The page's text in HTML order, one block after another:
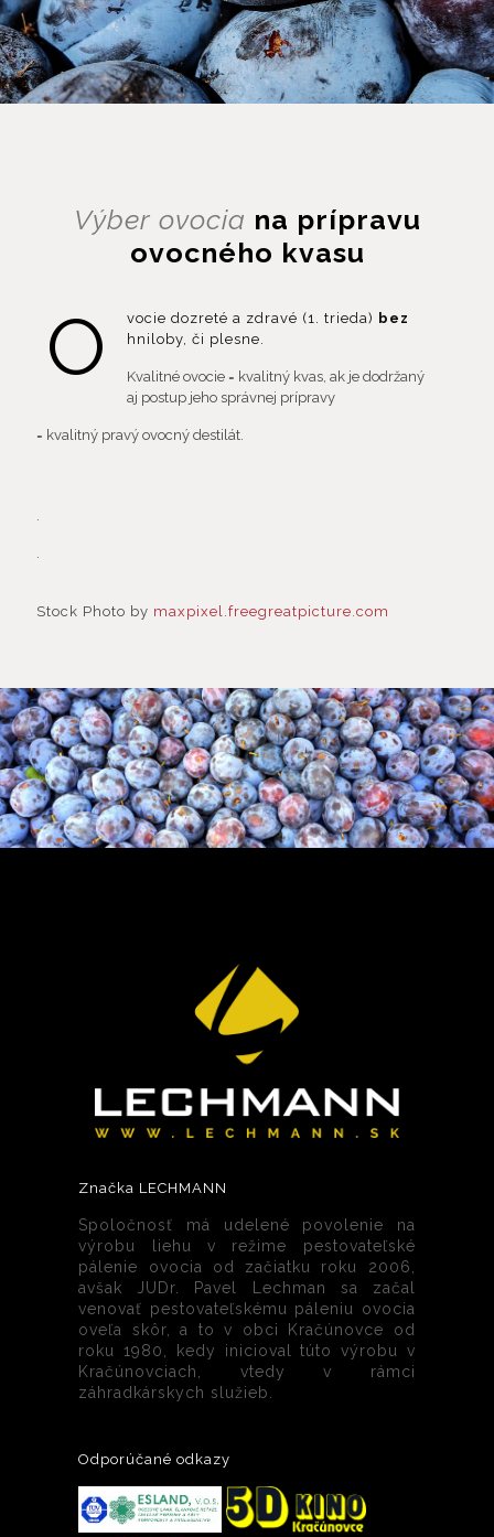
Výber ovocia na prípravu
ovocného kvasu
O vocie dozreté a zdravé (1. trieda) bez
hniloby, či plesne.
Kvalitné ovocie = kvalitný kvas, ak je dodržaný
aj postup jeho správnej prípravy
= kvalitný pravý ovocný destilát.
Stock Photo by maxpixel.freegreatpicture.com
Značka LECHMANN
Spoločnosť má udelené povolenie na
výrobu liehu v režime pestovateľské
pálenie ovocia od začiatku roku 2006,
avšak JUDr. Pavel Lechman sa začal
venovať pestovateľskému páleniu ovocia
oveľa skôr, a to v obci Kračúnovce od
roku 1980, kedy inicioval túto výrobu v
Kračúnovciach, vtedy v rámci
záhradkárskych služieb.
Odporúčané odkazy